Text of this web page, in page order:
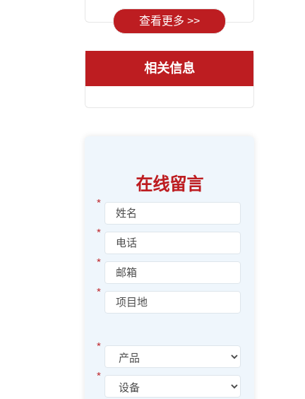
查看更多 >>
相关信息
在线留言
*
*
*
*
*
*